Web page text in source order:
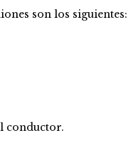
son los siguientes:
conductor.